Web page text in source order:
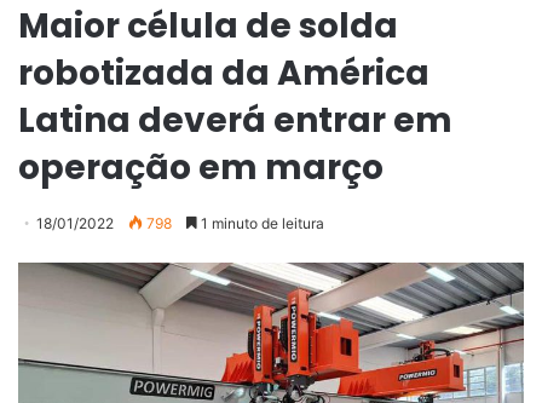
Maior célula de solda
robotizada da América
Latina deverá entrar em
operação em março
18/01/2022 798 1 minuto de leitura